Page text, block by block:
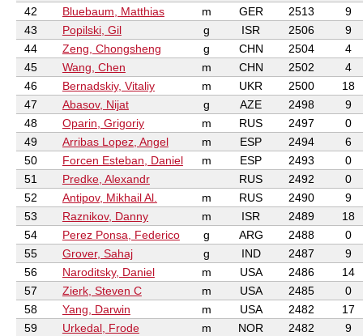
42
Bluebaum, Matthias m GER 2513
9
43
Popilski, Gil g ISR 2506
9
44
Zeng, Chongsheng g CHN 2504
4
45
Wang, Chen m CHN 2502
4
46
Bernadskiy, Vitaliy m UKR 2500
18
47
Abasov, Nijat g AZE 2498
9
48
Oparin, Grigoriy m RUS 2497
0
49
Arribas Lopez, Angel m ESP 2494
6
50
Forcen Esteban, Daniel m ESP 2493
0
51
Predke, Alexandr RUS 2492
0
52
Antipov, Mikhail Al. m RUS 2490
9
53
Raznikov, Danny m ISR 2489
18
54
Perez Ponsa, Federico g ARG 2488
0
55
Grover, Sahaj g IND 2487
9
56
Naroditsky, Daniel m USA 2486
14
57
Zierk, Steven C m USA 2485
0
58
Yang, Darwin m USA 2482
17
59
Urkedal, Frode m NOR 2482
9